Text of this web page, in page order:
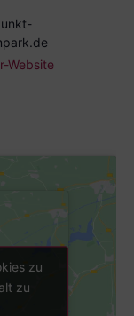
Website
zu
zu
zu
zu